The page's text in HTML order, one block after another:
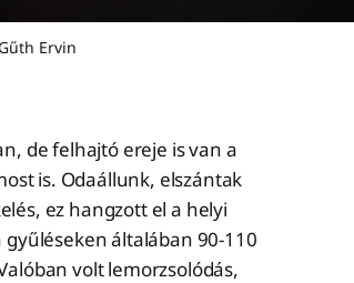
Ervin
de felhajtó ereje is van a
is. Odaállunk, elszántak
ez hangzott el a helyi
általában 90-110
volt lemorzsolódás,